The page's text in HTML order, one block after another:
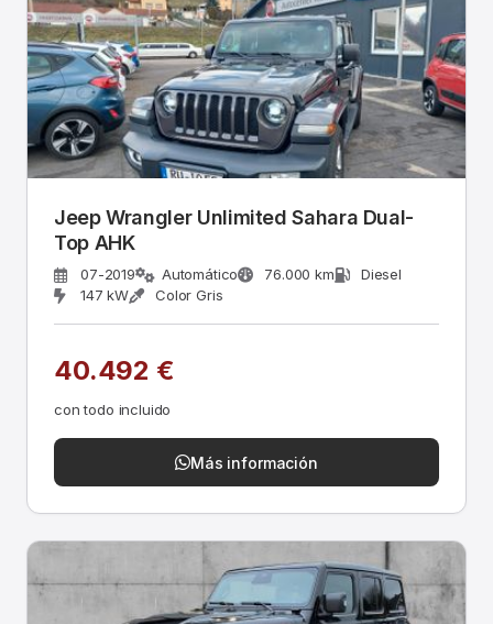
Jeep Wrangler Unlimited Sahara Dual-
Top AHK
07-2019 Automático 76.000 km
Diesel
147 kW
Color Gris
40.492 €
con todo incluido
Más información